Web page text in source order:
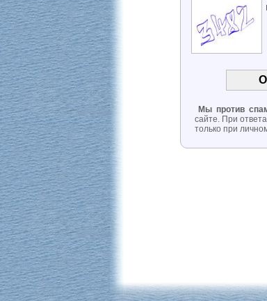
Мы против
сайте. При
только при